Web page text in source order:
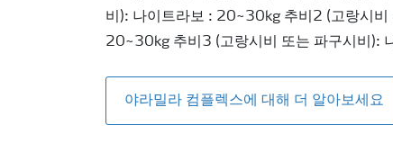
비): 나이트라보 : 20~30kg 추비2 (고랑시비
20~30kg 추비3 (고랑시비 또는 파구시비):
야라밀라 컴플렉스에 대해 더 알아보세요